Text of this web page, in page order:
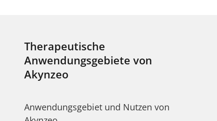
Therapeutische
Anwendungsgebiete von
Akynzeo
Anwendungsgebiet und Nutzen von